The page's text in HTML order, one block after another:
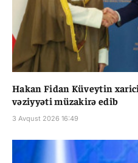
Hakan Fidan Küveytin
vəziyyəti müzakirə edib
3 Avqust 2026 16:49